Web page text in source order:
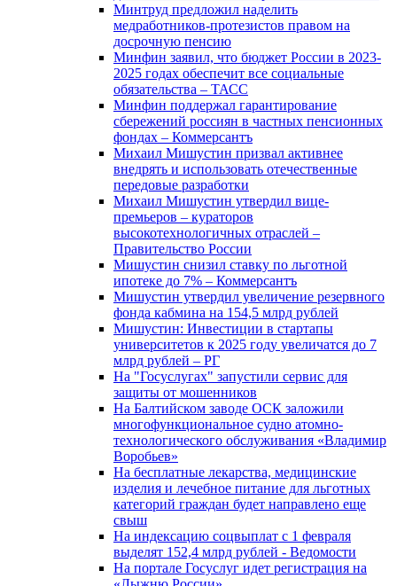
Минтруд предложил наделить
медработников-протезистов правом на
досрочную пенсию
Минфин заявил, что бюджет России в 2023-
2025 годах обеспечит все социальные
обязательства – ТАСС
Минфин поддержал гарантирование
сбережений россиян в частных пенсионных
фондах – Коммерсантъ
Михаил Мишустин призвал активнее
внедрять и использовать отечественные
передовые разработки
Михаил Мишустин утвердил вице-
премьеров – кураторов
высокотехнологичных отраслей –
Правительство России
Мишустин снизил ставку по льготной
ипотеке до 7% – Коммерсантъ
Мишустин утвердил увеличение резервного
фонда кабмина на 154,5 млрд рублей
Мишустин: Инвестиции в стартапы
университетов к 2025 году увеличатся до 7
млрд рублей – РГ
На "Госуслугах" запустили сервис для
защиты от мошенников
На Балтийском заводе ОСК заложили
многофункциональное судно атомно-
технологического обслуживания «Владимир
Воробьев»
На бесплатные лекарства, медицинские
изделия и лечебное питание для льготных
категорий граждан будет направлено еще
свыш
На индексацию соцвыплат с 1 февраля
выделят 152,4 млрд рублей - Ведомости
На портале Госуслуг идет регистрация на